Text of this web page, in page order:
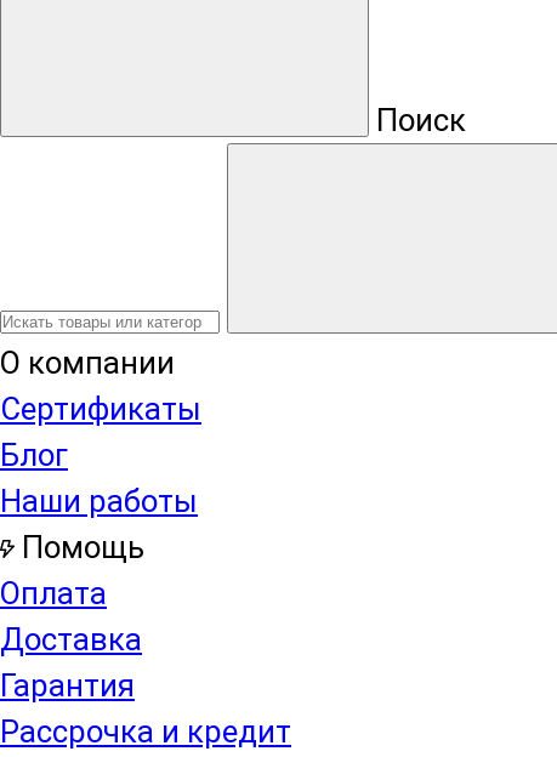
Поиск
О компании
Сертификаты
Блог
Наши работы
Помощь
Оплата
Доставка
Гарантия
Рассрочка и кредит